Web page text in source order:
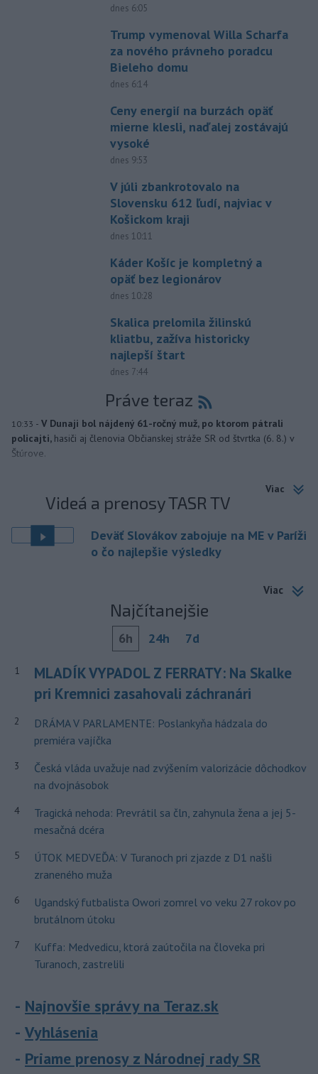
dnes 6:05
Trump vymenoval Willa Scharfa
za nového právneho poradcu
Bieleho domu
dnes 6:14
Ceny energií na burzách opäť
mierne klesli, naďalej zostávajú
vysoké
dnes 9:53
V júli zbankrotovalo na
Slovensku 612 ľudí, najviac v
Košickom kraji
dnes 10:11
Káder Košíc je kompletný a
opäť bez legionárov
dnes 10:28
Skalica prelomila žilinskú
kliatbu, zažíva historicky
najlepší štart
dnes 7:44
Práve teraz
10:33 - V Dunaji bol nájdený 61-ročný muž, po ktorom pátrali
policajti, hasiči aj členovia Občianskej stráže SR od štvrtka (6. 8.) v
Štúrove.
Viac
Videá a prenosy TASR TV
Deväť Slovákov zabojuje na ME v Paríži
o čo najlepšie výsledky
Viac
Najčítanejšie
6h 24h 7d
1
MLADÍK VYPADOL Z FERRATY: Na Skalke
pri Kremnici zasahovali záchranári
2
DRÁMA V PARLAMENTE: Poslankyňa hádzala do
premiéra vajíčka
3
Česká vláda uvažuje nad zvýšením valorizácie dôchodkov
na dvojnásobok
4
Tragická nehoda: Prevrátil sa čln, zahynula žena a jej 5-
mesačná dcéra
5
ÚTOK MEDVEĎA: V Turanoch pri zjazde z D1 našli
zraneného muža
6
Ugandský futbalista Owori zomrel vo veku 27 rokov po
brutálnom útoku
7
Kuffa: Medvedicu, ktorá zaútočila na človeka pri
Turanoch, zastrelili
Najnovšie správy na Teraz.sk
Vyhlásenia
Priame prenosy z Národnej rady SR